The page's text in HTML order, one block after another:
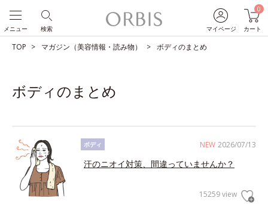
マイページ
0
カート
検索
メニュー
TOP マガジン（美容情報・読み物） ボディのまとめ
ボディのまとめ
NEW 2026/07/13
ボディ
汗のニオイ対策、間違っていませんか？
15259 view